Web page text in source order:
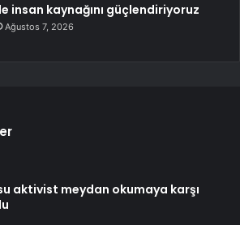
insan kaynağını güçlendiriyoruz
Ağustos 7, 2026
aktivist meydan okumaya karşı